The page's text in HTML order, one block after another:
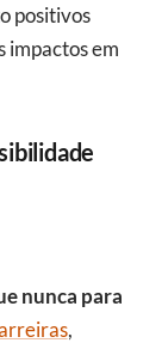
positivos
impactos em
,